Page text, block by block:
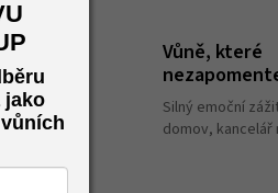
Vůně, které
Silný emoční
domov, kancelář
jako